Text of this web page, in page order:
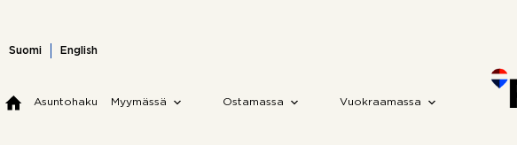
content
Suomi English
Asuntohaku Myymässä Ostamassa Vuokraamassa